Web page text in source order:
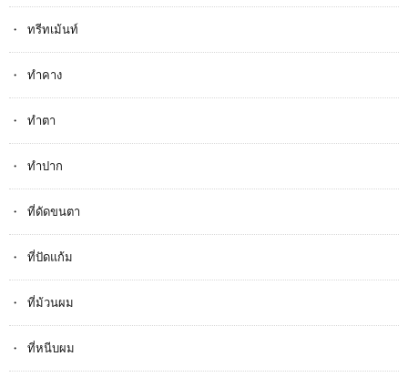
ทรีทเม้นท์
ทำคาง
ทำตา
ทำปาก
ที่ดัดขนตา
ที่ปัดแก้ม
ที่ม้วนผม
ที่หนีบผม